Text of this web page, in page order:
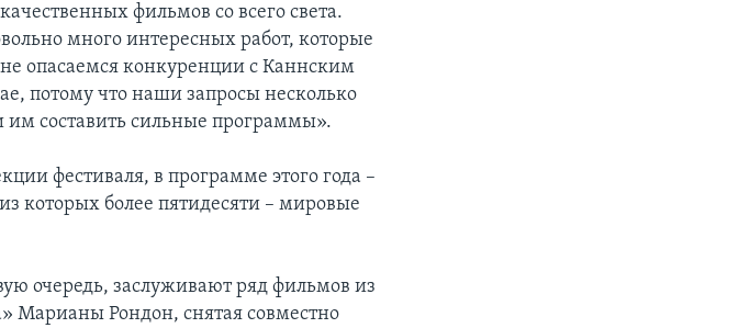
фильмов со всего света.
много интересных работ, которые
опасаемся конкуренции с Каннским
потому что наши запросы несколько
составить сильные программы».
фестиваля, в программе этого года –
которых более пятидесяти – мировые
очередь, заслуживают ряд фильмов из
Марианы Рондон, снятая совместно